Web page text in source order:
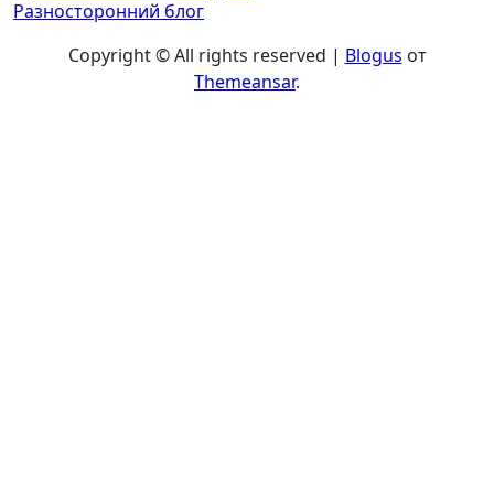
Разносторонний блог
Copyright © All rights reserved | Blogus от
Themeansar.